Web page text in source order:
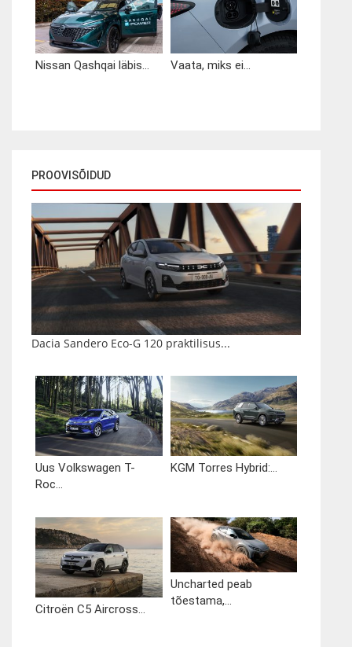
Nissan Qashqai läbis... Vaata, miks ei...
PROOVISÕIDUD
Dacia Sandero Eco-G 120 praktilisus...
Uus Volkswagen T-
Roc...
KGM Torres Hybrid:...
Citroën C5 Aircross...
Uncharted peab
tõestama,...